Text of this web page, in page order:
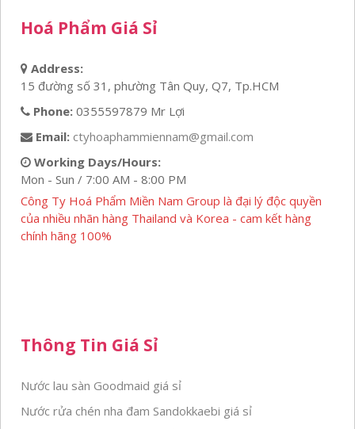
Hoá Phẩm Giá Sỉ
Address:
15 đường số 31, phường Tân Quy, Q7, Tp.HCM
Phone: 0355597879 Mr Lợi
Email: ctyhoaphammiennam@gmail.com
Working Days/Hours:
Mon - Sun / 7:00 AM - 8:00 PM
Công Ty Hoá Phẩm Miền Nam Group là đại lý độc quyền
của nhiều nhãn hàng Thailand và Korea - cam kết hàng
chính hãng 100%
Thông Tin Giá Sỉ
Nước lau sàn Goodmaid giá sỉ
Nước rửa chén nha đam Sandokkaebi giá sỉ